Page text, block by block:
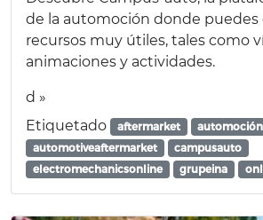
de la automoción donde puedes
recursos muy útiles, tales como
animaciones y actividades.
d »
Etiquetado
aftermarket automoción
automotiveaftermarket
campusauto
electromechanicsonline
grupeina